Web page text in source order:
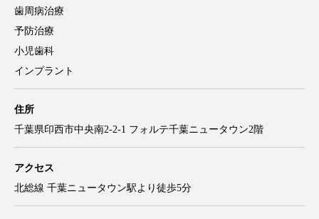
歯周病治療
予防治療
小児歯科
インプラント
住所
千葉県印西市中央南2-2-1 フォルテ千葉ニュータウン2階
アクセス
北総線 千葉ニュータウン駅より徒歩5分